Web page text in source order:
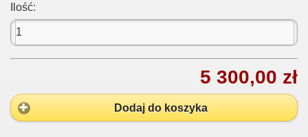
Ilość:
5 300,00 zł
Dodaj do koszyka